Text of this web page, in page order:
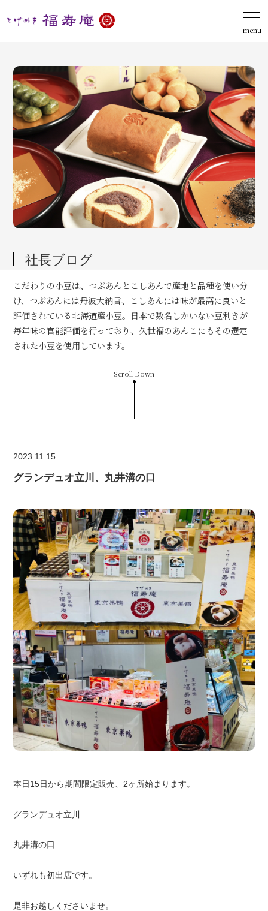
menu
社長ブログ
こだわりの小豆は、つぶあんとこしあんで産地と品種を使い分
け、つぶあんには丹波大納言、こしあんには味が最高に良いと
評価されている北海道産小豆。日本で数名しかいない豆利きが
毎年味の官能評価を行っており、久世福のあんこにもその選定
された小豆を使用しています。
Scroll Down
2023.11.15
グランデュオ立川、丸井溝の口
本日15日から期間限定販売、2ヶ所始まります。
グランデュオ立川
丸井溝の口
いずれも初出店です。
是非お越しくださいませ。